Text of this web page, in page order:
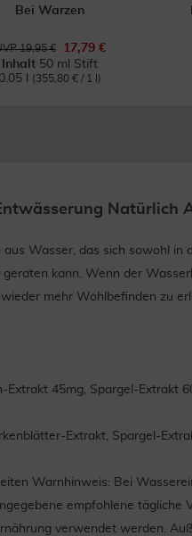
Bei Warzen
19,95 €
17,79 €
Inhalt 50 ml Stift
0.05 l
(355,80 € / 1 l)
Natürlich
Wasser, das sich sowohl
kann. Wenn der
mehr Wohlbefinden zu
45mg, Spargel-Extrakt
Extrakt, Spargel-
Warnhinweis: Bei
empfohlene
verwendet werden.